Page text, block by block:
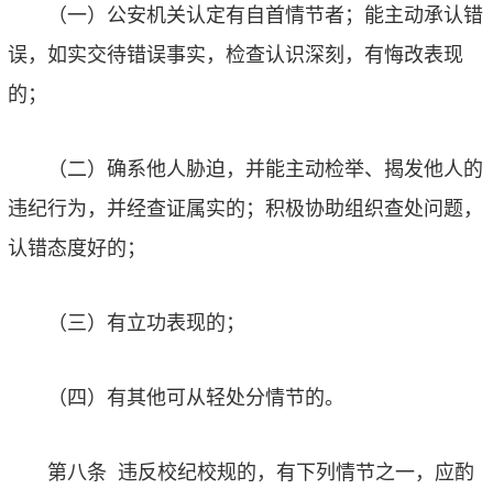
（一）公安机关认定有自首情节者；能主动承认错
误，如实交待错误事实，检查认识深刻，有悔改表现
的；
（二）确系他人胁迫，并能主动检举、揭发他人的
违纪行为，并经查证属实的；积极协助组织查处问题，
认错态度好的；
（三）有立功表现的；
（四）有其他可从轻处分情节的。
第八条 违反校纪校规的，有下列情节之一，应酌